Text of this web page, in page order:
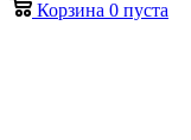
Корзина 0 пуста